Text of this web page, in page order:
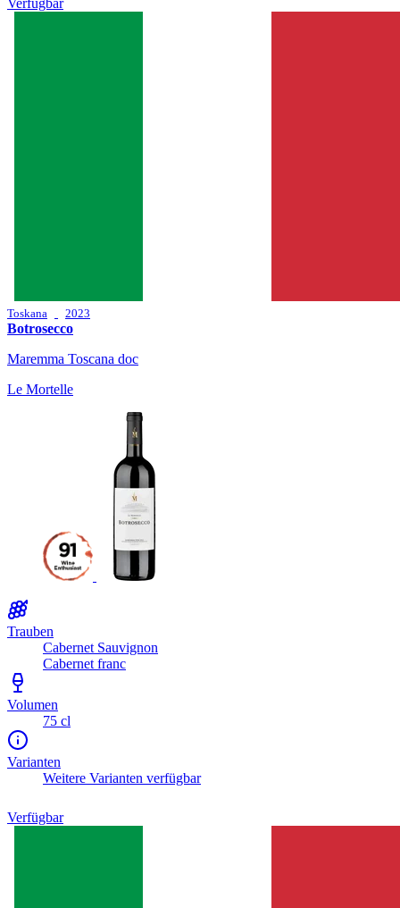
Toskana 2023
Botrosecco
Maremma Toscana doc
Le Mortelle
Trauben
Cabernet Sauvignon
Cabernet franc
Volumen
75 cl
Varianten
Weitere Varianten verfügbar
Verfügbar